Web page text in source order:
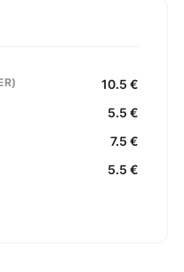
10.5 €
5.5 €
7.5 €
5.5 €